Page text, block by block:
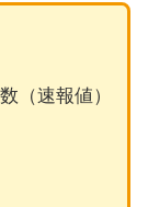
（速報値）